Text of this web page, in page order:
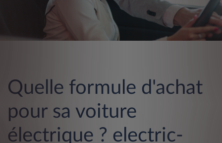
Quelle formule d'achat
pour sa voiture
électrique ? electric-